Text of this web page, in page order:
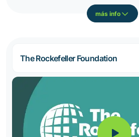
más info
The Rockefeller Foundation